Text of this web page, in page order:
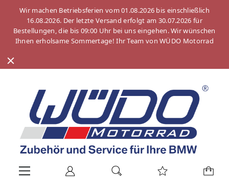
Wir machen Betriebsferien vom 01.08.2026 bis einschließlich
16.08.2026. Der letzte Versand erfolgt am 30.07.2026 für
Bestellungen, die bis 09:00 Uhr bei uns eingehen. Wir wünschen
Ihnen erholsame Sommertage! Ihr Team von WÜDO Motorrad